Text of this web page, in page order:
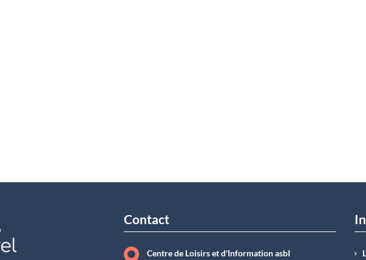
Contact
Centre de Loisirs et d'Information asbI